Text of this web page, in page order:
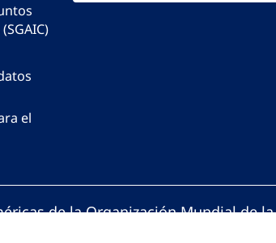
el
de la Organización Mundial de